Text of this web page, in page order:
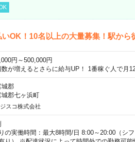
いOK！10名以上の大量募集！駅から
円～500,000円
が増えるとさらに給与UP！ 1番稼ぐ人で月
城郡
郡七ヶ浜町
スコ株式会社
の実働時間：最大8時間/日 8:00～20:00（シ